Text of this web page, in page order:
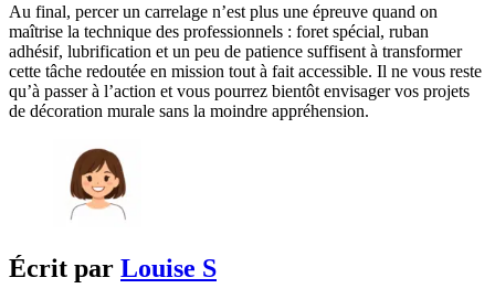
Au final, percer un carrelage n’est plus une épreuve quand on
maîtrise la technique des professionnels : foret spécial, ruban
adhésif, lubrification et un peu de patience suffisent à transformer
cette tâche redoutée en mission tout à fait accessible. Il ne vous reste
qu’à passer à l’action et vous pourrez bientôt envisager vos projets
de décoration murale sans la moindre appréhension.
Écrit par Louise S